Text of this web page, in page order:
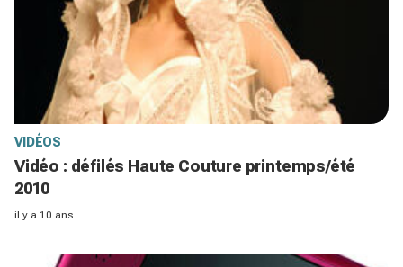
VIDÉOS
Vidéo : défilés Haute Couture printemps/été
2010
il y a 10 ans